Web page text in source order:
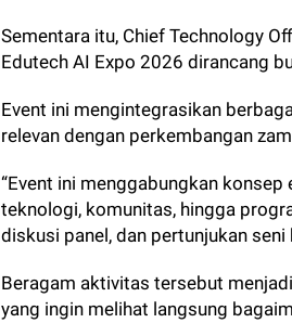
Sementara itu, Chief Technology
Edutech AI Expo 2026 dirancang
Event ini mengintegrasikan
relevan dengan perkembangan
“Event ini menggabungkan
teknologi, komunitas, hingga
diskusi panel, dan pertunjukan seni
Beragam aktivitas tersebut
yang ingin melihat langsung